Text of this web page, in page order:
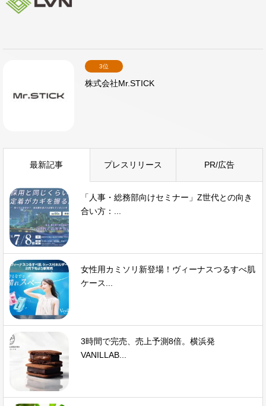
3位
株式会社Mr.STICK
最新記事 プレスリリース PR/広告
「人事・総務部向けセミナー」Z世代との向き
合い方：...
女性用カミソリ新登場！ヴィーナスつるすべ肌
ケース...
3時間で完売、売上予測8倍。横浜発
VANILLAB...